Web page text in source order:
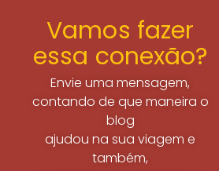
Vamos fazer
essa conexão?
Envie uma mensagem,
contando de que maneira o
blog
ajudou na sua viagem e
também,